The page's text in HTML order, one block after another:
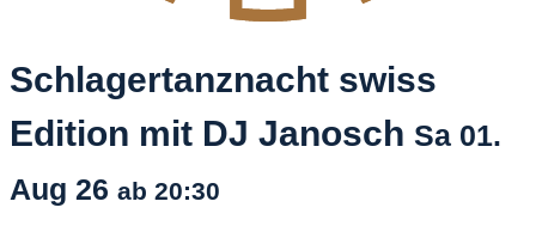
Schlagertanznacht swiss
Edition mit DJ Janosch Sa 01.
Aug 26 ab 20:30